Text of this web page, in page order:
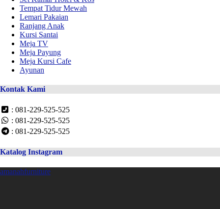
Tempat Tidur Mewah
Lemari Pakaian
Ranjang Anak
Kursi Santai
Meja TV
Meja Payung
Meja Kursi Cafe
Ayunan
Kontak Kami
: 081-229-525-525
: 081-229-525-525
: 081-229-525-525
Katalog Instagram
amanahfurniture